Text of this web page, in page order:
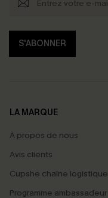
S'ABONNER
LA MARQUE
À propos de nous
Avis clients
Cupshe chaîne logistique
Programme ambassadeur